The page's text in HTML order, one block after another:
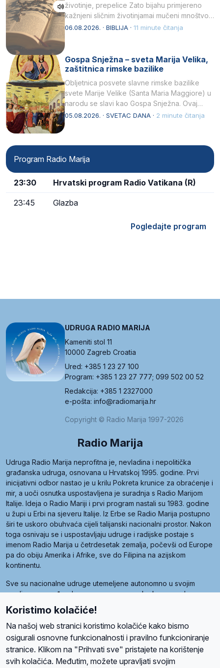
životinje, prepelice Zato bijahu primjereno
kažnjeni sličnim životinjamai mučeni mnoštvom
kukaca.2 A narod…
06.08.2026. · BIBLIJA · 11 minute čitanja
Gospa Snježna – sveta Marija Velika,
zaštitnica rimske bazilike
Obljetnica posvete slavne rimske bazilike
svete Marije Velike (Santa Maria Maggiore) u
narodu se slavi kao Gospa Snježna. Ovaj
naziv, Sancta Maria…
05.08.2026. · SVETAC DANA · 2 minute čitanja
Program Radio Marija
23:30 Hrvatski program Radio Vatikana (R)
23:45 Glazba
Pogledajte program
UDRUGA RADIO MARIJA
Kameniti stol 11
10000 Zagreb Croatia
Ured: +385 1 23 27 100
Program: +385 1 23 27 777; 099 502 00 52
Redakcija: +385 1 2327000
e-pošta: info@radiomarija.hr
Copyright © Radio Marija 1997-2026
Radio Marija
Udruga Radio Marija neprofitna je, nevladina i nepolitička
građanska udruga, osnovana u Hrvatskoj 1995. godine. Prvi
inicijativni odbor nastao je u krilu Pokreta krunice za obraćenje i
mir, a uoči osnutka uspostavljena je suradnja s Radio Marijom
Italije. Ideja o Radio Mariji i prvi program nastali su 1983. godine
u župi u Erbi na sjeveru Italije. Iz Erbe se Radio Marija postupno
širi te uskoro obuhvaća cijeli talijanski nacionalni prostor. Nakon
toga osnivaju se i uspostavljaju udruge i radijske postaje s
imenom Radio Marija u četrdesetak zemalja, počevši od Europe
pa do obiju Amerika i Afrike, sve do Filipina na azijskom
kontinentu.
Sve su nacionalne udruge utemeljene autonomno u svojim
zemljama, a međusobna su povezane preko krovne udruge
pod nazivom Svjetska obitelj Radio Marije (World Family of
Radio Maria). Svjetsku obitelj utemeljilo je sedam članica, među
kojima je i hrvatska Udruga Radio Marija.
Koristimo kolačiće!
Na našoj web stranici koristimo kolačiće kako bismo
osigurali osnovne funkcionalnosti i pravilno funkcioniranje
stranice. Klikom na "Prihvati sve" pristajete na korištenje
svih kolačića. Međutim, možete upravljati svojim